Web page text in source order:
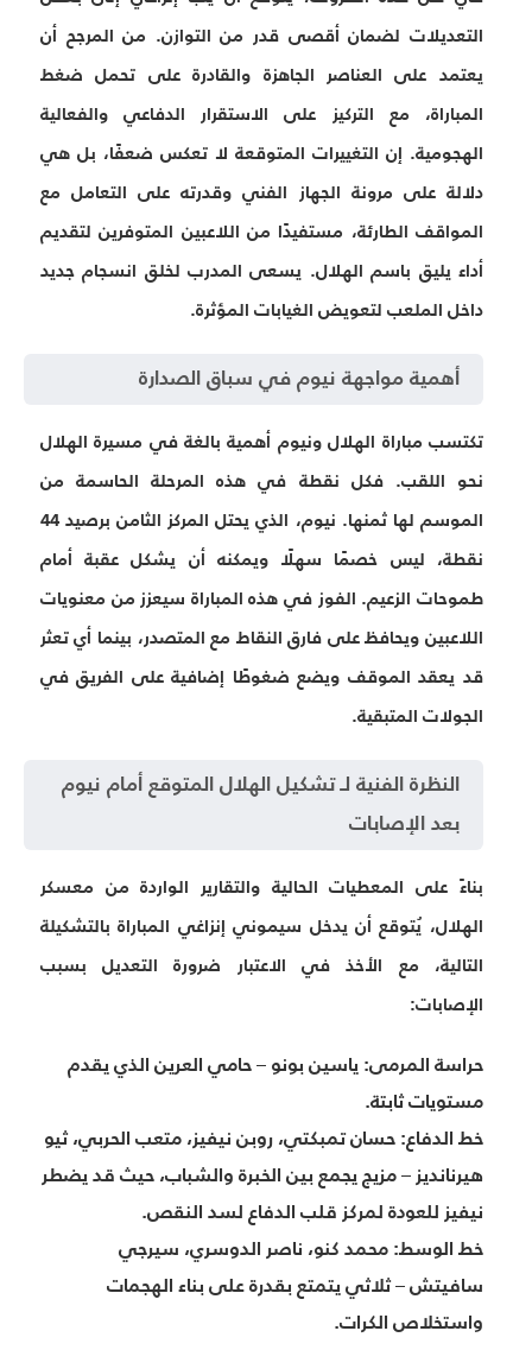
التعديلات لضمان أقصى قدر من التوازن. من المرجح أن
يعتمد على العناصر الجاهزة والقادرة على تحمل ضغط
المباراة، مع التركيز على الاستقرار الدفاعي والفعالية
الهجومية. إن التغييرات المتوقعة لا تعكس ضعفًا، بل هي
دلالة على مرونة الجهاز الفني وقدرته على التعامل مع
المواقف الطارئة، مستفيدًا من اللاعبين المتوفرين لتقديم
أداء يليق باسم الهلال. يسعى المدرب لخلق انسجام جديد
داخل الملعب لتعويض الغيابات المؤثرة.
أهمية مواجهة نيوم في سباق الصدارة
تكتسب مباراة الهلال ونيوم أهمية بالغة في مسيرة الهلال
نحو اللقب. فكل نقطة في هذه المرحلة الحاسمة من
الموسم لها ثمنها. نيوم، الذي يحتل المركز الثامن برصيد 44
نقطة، ليس خصمًا سهلًا ويمكنه أن يشكل عقبة أمام
طموحات الزعيم. الفوز في هذه المباراة سيعزز من معنويات
اللاعبين ويحافظ على فارق النقاط مع المتصدر، بينما أي تعثر
قد يعقد الموقف ويضع ضغوطًا إضافية على الفريق في
الجولات المتبقية.
النظرة الفنية لـ تشكيل الهلال المتوقع أمام نيوم
بعد الإصابات
بناءً على المعطيات الحالية والتقارير الواردة من معسكر
الهلال، يُتوقع أن يدخل سيموني إنزاغي المباراة بالتشكيلة
التالية، مع الأخذ في الاعتبار ضرورة التعديل بسبب
الإصابات:
حراسة المرمى: ياسين بونو – حامي العرين الذي يقدم
مستويات ثابتة.
خط الدفاع: حسان تمبكتي، روبن نيفيز، متعب الحربي، ثيو
هيرنانديز – مزيج يجمع بين الخبرة والشباب، حيث قد يضطر
نيفيز للعودة لمركز قلب الدفاع لسد النقص.
خط الوسط: محمد كنو، ناصر الدوسري، سيرجي
سافيتش – ثلاثي يتمتع بقدرة على بناء الهجمات
واستخلاص الكرات.